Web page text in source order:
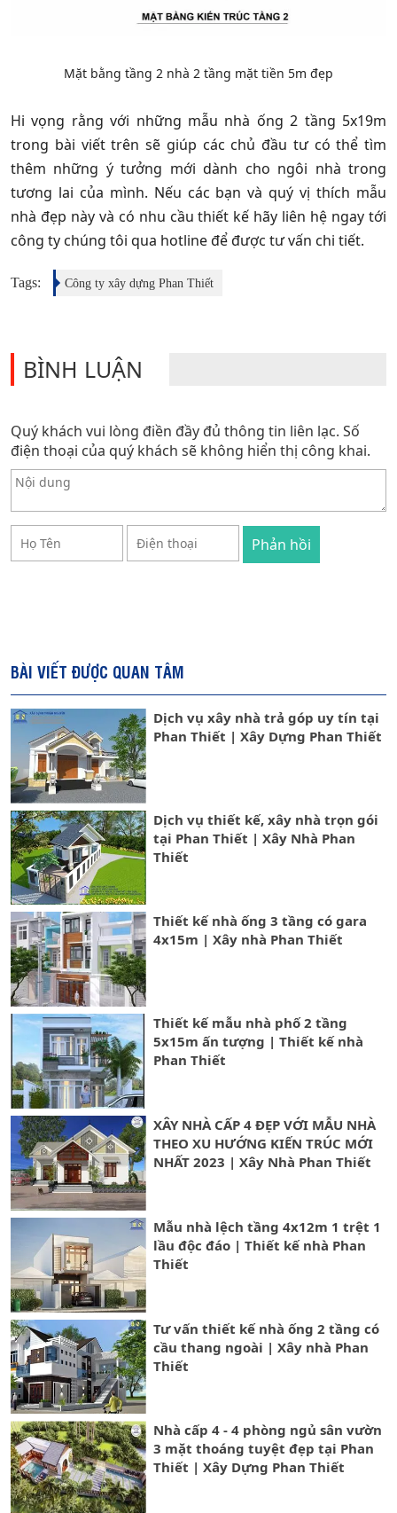
Mặt bằng tầng 2 nhà 2 tầng mặt tiền 5m đẹp
Hi vọng rằng với những mẫu nhà ống 2 tầng 5x19m
trong bài viết trên sẽ giúp các chủ đầu tư có thể tìm
thêm những ý tưởng mới dành cho ngôi nhà trong
tương lai của mình. Nếu các bạn và quý vị thích mẫu
nhà đẹp này và có nhu cầu thiết kế hãy liên hệ ngay tới
công ty chúng tôi qua hotline để được tư vấn chi tiết.
Tags: Công ty xây dựng Phan Thiết
BÌNH LUẬN
Quý khách vui lòng điền đầy đủ thông tin liên lạc. Số
điện thoại của quý khách sẽ không hiển thị công khai.
BÀI VIẾT ĐƯỢC QUAN TÂM
Dịch vụ xây nhà trả góp uy tín tại
Phan Thiết | Xây Dựng Phan Thiết
Dịch vụ thiết kế, xây nhà trọn gói
tại Phan Thiết | Xây Nhà Phan
Thiết
Thiết kế nhà ống 3 tầng có gara
4x15m | Xây nhà Phan Thiết
Thiết kế mẫu nhà phố 2 tầng
5x15m ấn tượng | Thiết kế nhà
Phan Thiết
XÂY NHÀ CẤP 4 ĐẸP VỚI MẪU NHÀ
THEO XU HƯỚNG KIẾN TRÚC MỚI
NHẤT 2023 | Xây Nhà Phan Thiết
Mẫu nhà lệch tầng 4x12m 1 trệt 1
lầu độc đáo | Thiết kế nhà Phan
Thiết
Tư vấn thiết kế nhà ống 2 tầng có
cầu thang ngoài | Xây nhà Phan
Thiết
Nhà cấp 4 - 4 phòng ngủ sân vườn
3 mặt thoáng tuyệt đẹp tại Phan
Thiết | Xây Dựng Phan Thiết